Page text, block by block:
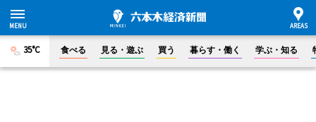
35°C 食べる 見る・遊ぶ 買う 暮らす・働く 学ぶ・知る